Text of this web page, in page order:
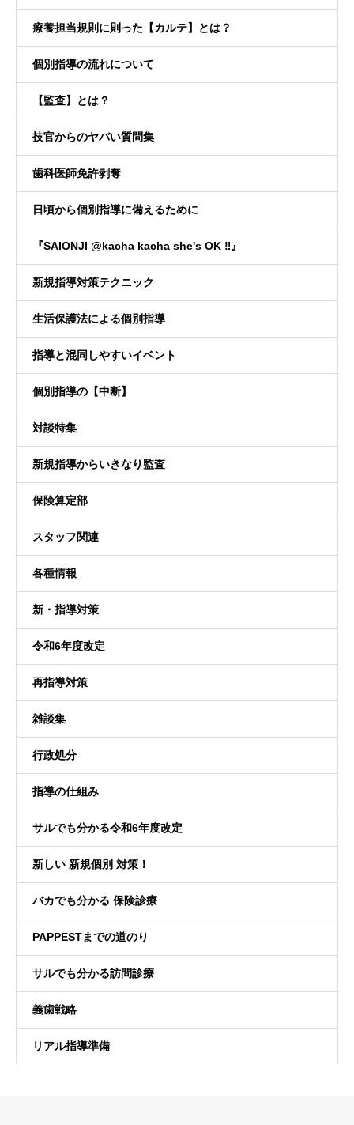
療養担当規則に則った【カルテ】とは？
個別指導の流れについて
【監査】とは？
技官からのヤバい質問集
歯科医師免許剥奪
日頃から個別指導に備えるために
『SAIONJI @kacha kacha she's OK ‼️』
新規指導対策テクニック
生活保護法による個別指導
指導と混同しやすいイベント
個別指導の【中断】
対談特集
新規指導からいきなり監査
保険算定部
スタッフ関連
各種情報
新・指導対策
令和6年度改定
再指導対策
雑談集
行政処分
指導の仕組み
サルでも分かる令和6年度改定
新しい 新規個別 対策！
バカでも分かる 保険診療
PAPPESTまでの道のり
サルでも分かる訪問診療
義歯戦略
リアル指導準備